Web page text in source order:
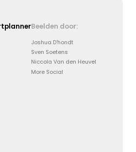
Beelden door:
Joshua D'hondt
Sven Soetens
Niccola Van den Heuvel
More Social